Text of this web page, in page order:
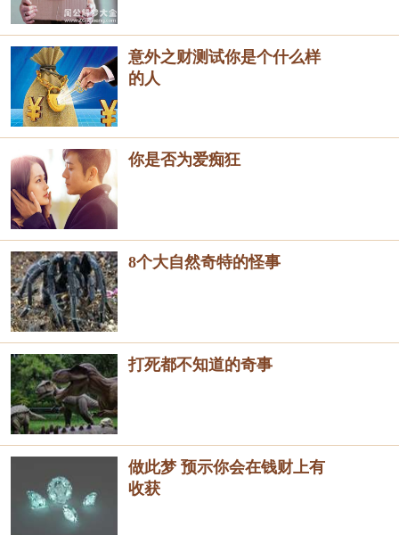
意外之财测试你是个什么样
的人
你是否为爱痴狂
8个大自然奇特的怪事
打死都不知道的奇事
做此梦 预示你会在钱财上有
收获